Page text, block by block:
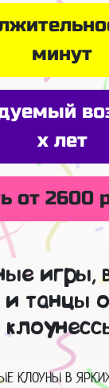
минут
х лет
от 2600
игры,
и танцы
КЛОУНЫ В